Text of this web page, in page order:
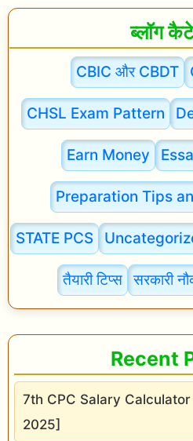
ब्लॉग
CBIC और CBDT
CHSL Exam Pattern
Earn Money
Preparation Tips
STATE PCS
तैयारी टिप्स सरकारी
Recent
7th CPC Salary
2025]